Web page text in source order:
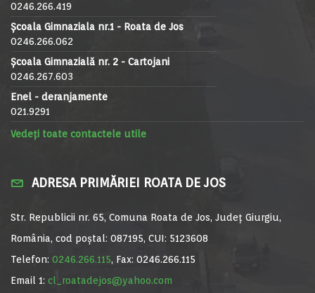
0246.266.419
Școala Gimnaziala nr.1 - Roata de Jos
0246.266.062
Școala Gimnazială nr. 2 - Cartojani
0246.267.603
Enel - deranjamente
021.9291
Vedeți toate contactele utile
ADRESA PRIMĂRIEI ROATA DE JOS
Str. Republicii nr. 65, Comuna Roata de Jos, Județ Giurgiu,
România, cod poștal: 087195, CUI: 5123608
Telefon: 0246.266.115, Fax: 0246.266.115
Email 1: cl_roatadejos@yahoo.com